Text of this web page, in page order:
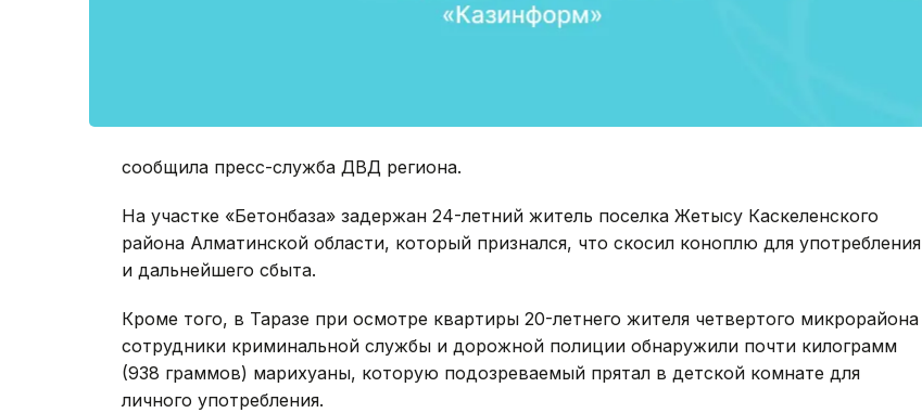
сообщила пресс-служба ДВД региона.
На участке «Бетонбаза» задержан 24-летний житель поселка Жетысу Каскеленского
района Алматинской области, который признался, что скосил коноплю для употребления
и дальнейшего сбыта.
Кроме того, в Таразе при осмотре квартиры 20-летнего жителя четвертого микрорайона
сотрудники криминальной службы и дорожной полиции обнаружили почти килограмм
(938 граммов) марихуаны, которую подозреваемый прятал в детской комнате для
личного употребления.